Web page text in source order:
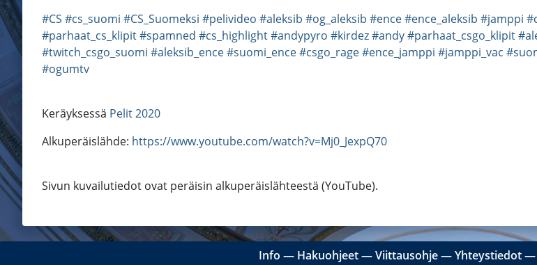
#CS #cs_suomi #CS_Suomeksi #pelivideo #aleksib #og_aleksib #ence#ence_aleksib #jamppi
#parhaat_cs_klipit#spamned #cs_highlight#andypyro #kirdez#andy#parhaat_csgo_klipit
#twitch_csgo_suomi #aleksib_ence#suomi_ence#csgo_rage#ence_jamppi #jamppi_vac
#ogumtv
Keräyksessä Pelit 2020
Alkuperäislähde: https://www.youtube.com/watch?v=Mj0_JexpQ70
Sivun kuvailutiedot ovat peräisin alkuperäislähteestä (YouTube).
Info ― Hakuohjeet―Viittausohje―Yhteystiedot―